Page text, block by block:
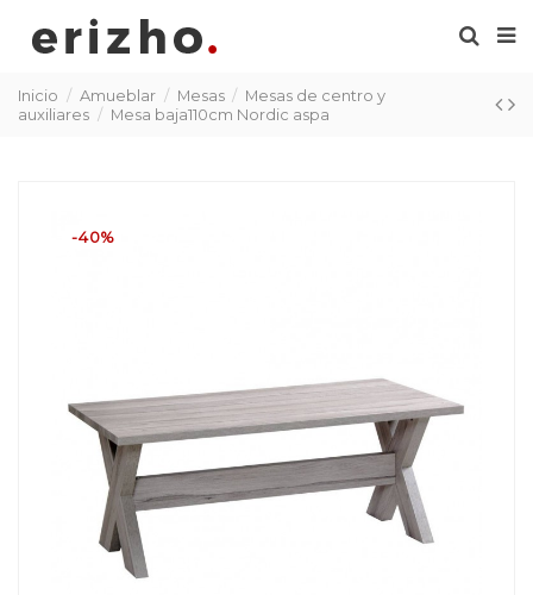
Inicio Amueblar Mesas
Mesas de centro y
auxiliares
Mesa baja110cm Nordic aspa
-40%